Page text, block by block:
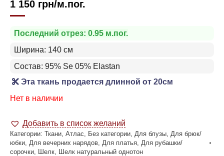
1 150 грн/м.пог.
Последний отрез: 0.95 м.пог.
Ширина: 140 см
Состав: 95% Se 05% Elastan
Эта ткань продается длинной от 20см
Нет в наличии
Добавить в список желаний
Категории: Ткани Атлас Без категории Для блузы Для брюк/
юбки Для вечерних нарядов Для платья Для рубашки/
сорочки Шелк Шелк натуральный однотон